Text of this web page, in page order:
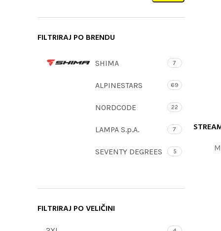
FILTRIRAJ PO BRENDU
SHIMA 7
ALPINESTARS 69
NORDCODE 22
LAMPA S.p.A. 7
SEVENTY DEGREES 5
FILTRIRAJ PO VELIČINI